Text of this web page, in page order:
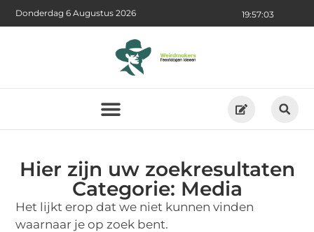
19:57:03
Donderdag 6 Augustus 2026
Hier zijn uw zoekresultaten
Categorie: Media
Het lijkt erop dat we niet kunnen vinden
waarnaar je op zoek bent.